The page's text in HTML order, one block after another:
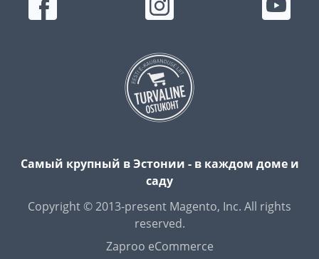
Самый крупный в Эстонии - в каждом доме и
саду
Copyright © 2013-present Magento, Inc. All rights
reserved.
Zaproo eCommerce